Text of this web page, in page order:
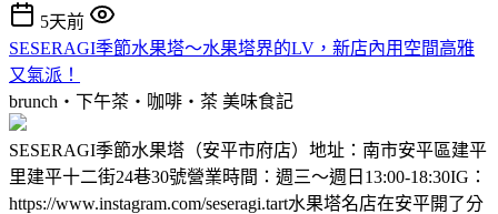
5天前
SESERAGI季節水果塔～水果塔界的LV，新店內用空間高雅
又氣派！
brunch‧下午茶‧咖啡‧茶 美味食記
SESERAGI季節水果塔（安平市府店）地址：南市安平區建平
里建平十二街24巷30號營業時間：週三～週日13:00-18:30IG：
https://www.instagram.com/seseragi.tart水果塔名店在安平開了分